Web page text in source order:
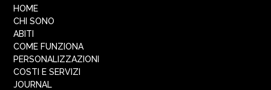
HOME
CHI SONO
ABITI
COME FUNZIONA
PERSONALIZZAZIONI
COSTI E SERVIZI
JOURNAL